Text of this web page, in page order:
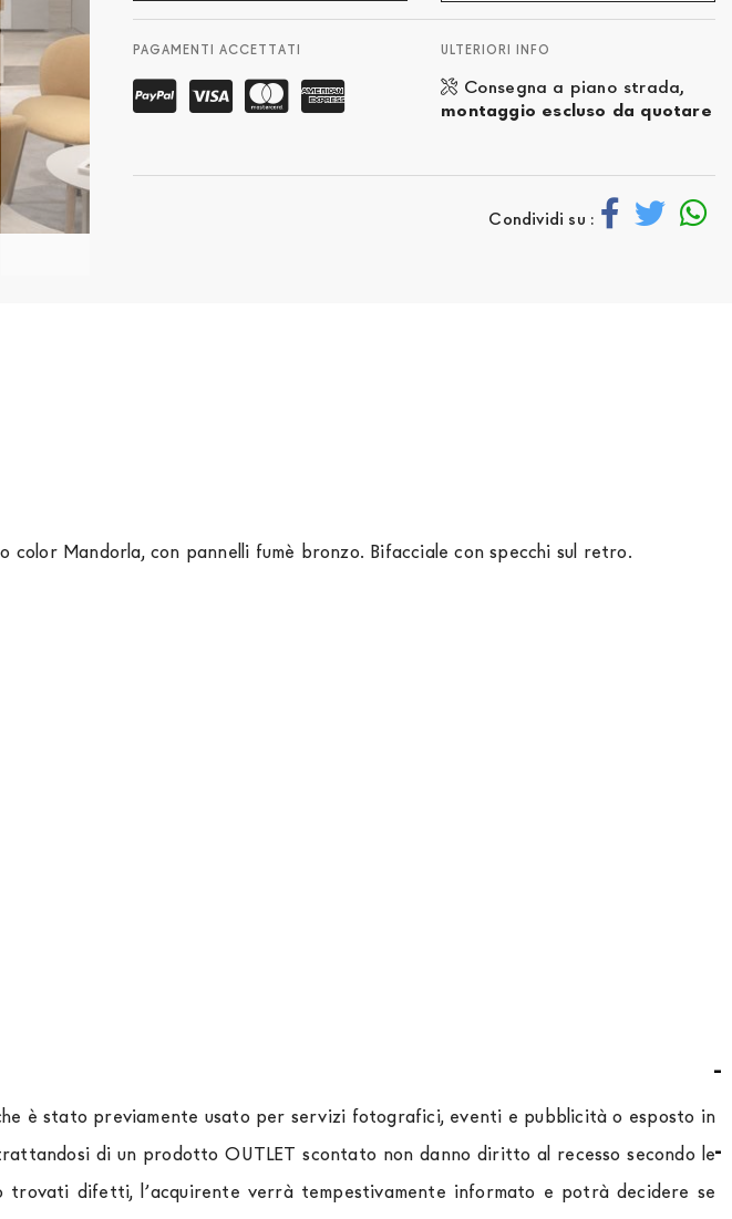
PAGAMENTI ACCETTATI ULTERIORI INFO
Consegna a piano strada,
montaggio escluso da quotare
Condividi su :
Mandorla, con pannelli fumè bronzo. Bifacciale con specchi sul retro.
è stato previamente usato per servizi fotografici, eventi e pubblicità o esposto in
di un prodotto OUTLET scontato non danno diritto al recesso secondo le
difetti, l’acquirente verrà tempestivamente informato e potrà decidere se